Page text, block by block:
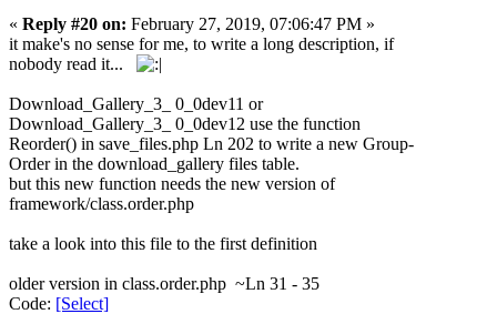
« Reply #20 on: February 27, 2019, 07:06:47 PM »
it make's no sense for me, to write a long description, if
nobody read it...
Download_Gallery_3_ 0_0dev11 or
Download_Gallery_3_ 0_0dev12 use the function
Reorder() in save_files.php Ln 202 to write a new Group-
Order in the download_gallery files table.
but this new function needs the new version of
framework/class.order.php
take a look into this file to the first definition
older version in class.order.php ~Ln 31 - 35
Code: [Select]